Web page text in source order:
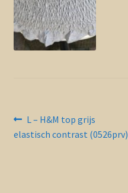
Bericht
navigatie
Vorig
bericht:
L – H&M top grijs
elastisch contrast (0526prv)